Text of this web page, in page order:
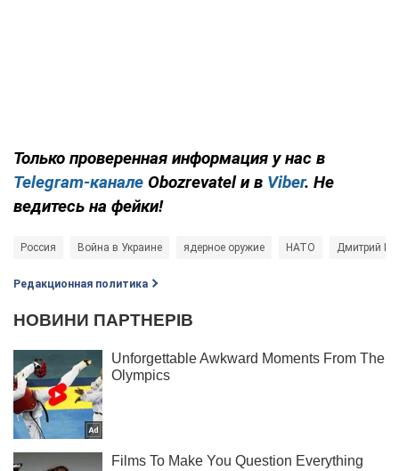
Только проверенная информация у нас в
Telegram-канале Obozrevatel и в Viber. Не
ведитесь на фейки!
Россия Война в Украине ядерное оружие НАТО Дмитрий
Редакционная политика